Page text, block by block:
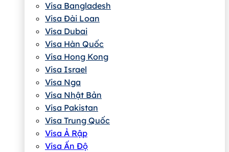
Visa Bangladesh
Visa Đài Loan
Visa Dubai
Visa Hàn Quốc
Visa Hong Kong
Visa Israel
Visa Nga
Visa Nhật Bản
Visa Pakistan
Visa Trung Quốc
Visa Ả Rập
Visa Ấn Độ